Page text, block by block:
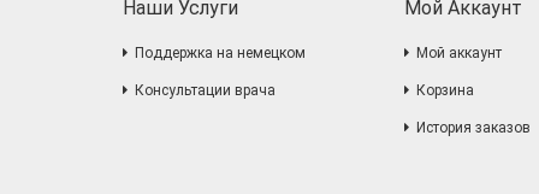
Наши Услуги
Поддержка на немецком
Консультации врача
Мой Аккаунт
Мой аккаунт
Корзина
История заказов